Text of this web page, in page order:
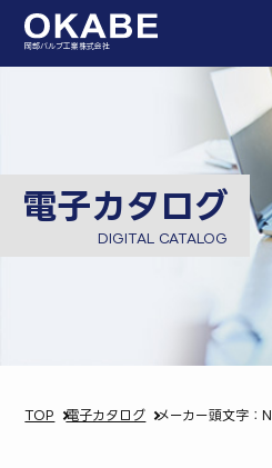
岡部バルブ工業株式会社
電子カタログ
DIGITAL CATALOG
TOP 電子カタログ メーカー頭文字：N